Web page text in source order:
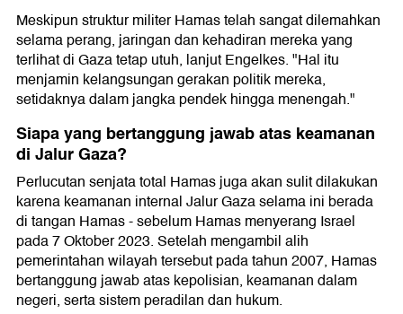
Meskipun struktur militer Hamas telah sangat dilemahkan
selama perang, jaringan dan kehadiran mereka yang
terlihat di Gaza tetap utuh, lanjut Engelkes. "Hal itu
menjamin kelangsungan gerakan politik mereka,
setidaknya dalam jangka pendek hingga menengah."
Siapa yang bertanggung jawab atas keamanan
di Jalur Gaza?
Perlucutan senjata total Hamas juga akan sulit dilakukan
karena keamanan internal Jalur Gaza selama ini berada
di tangan Hamas - sebelum Hamas menyerang Israel
pada 7 Oktober 2023. Setelah mengambil alih
pemerintahan wilayah tersebut pada tahun 2007, Hamas
bertanggung jawab atas kepolisian, keamanan dalam
negeri, serta sistem peradilan dan hukum.